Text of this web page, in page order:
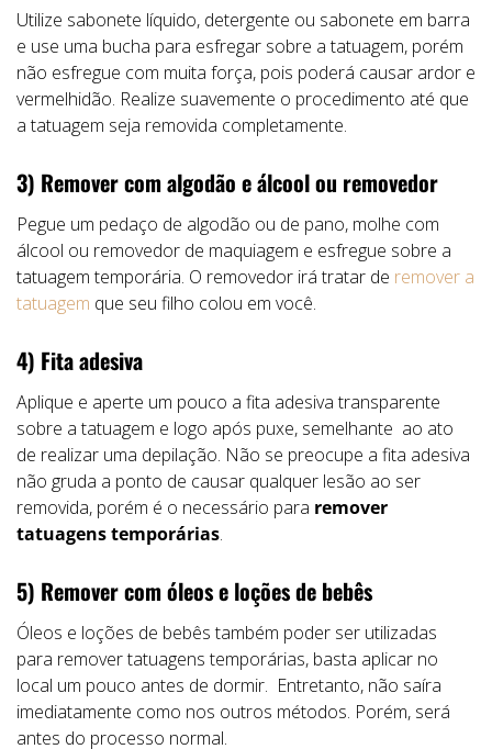
Utilize sabonete líquido, detergente ou sabonete em barra
e use uma bucha para esfregar sobre a tatuagem, porém
não esfregue com muita força, pois poderá causar ardor e
vermelhidão. Realize suavemente o procedimento até que
a tatuagem seja removida completamente.
3) Remover com algodão e álcool ou removedor
Pegue um pedaço de algodão ou de pano, molhe com
álcool ou removedor de maquiagem e esfregue sobre a
tatuagem temporária. O removedor irá tratar de remover a
tatuagem que seu filho colou em você.
4) Fita adesiva
Aplique e aperte um pouco a fita adesiva transparente
sobre a tatuagem e logo após puxe, semelhante ao ato
de realizar uma depilação. Não se preocupe a fita adesiva
não gruda a ponto de causar qualquer lesão ao ser
removida, porém é o necessário para remover
tatuagens temporárias.
5) Remover com óleos e loções de bebês
Óleos e loções de bebês também poder ser utilizadas
para remover tatuagens temporárias, basta aplicar no
local um pouco antes de dormir. Entretanto, não saíra
imediatamente como nos outros métodos. Porém, será
antes do processo normal.